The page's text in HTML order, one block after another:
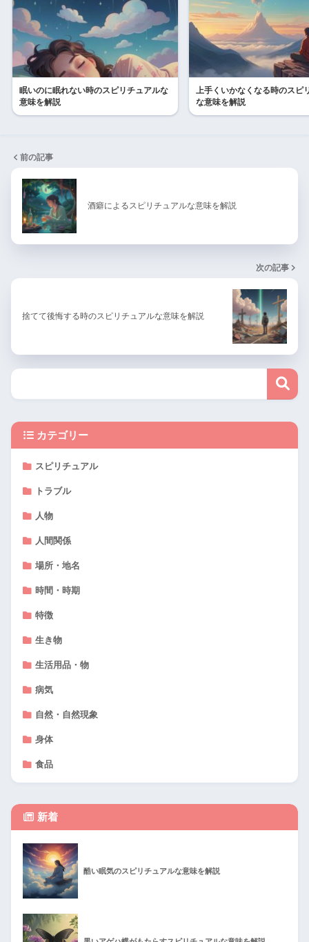
眠いのに眠れない時のスピリチュアルな
意味を解説
上手くいかなくなる時のスピ
な意味を解説
前の記事
酒癖によるスピリチュアルな意味を解説
次の記事
捨てて後悔する時のスピリチュアルな意味を解説
カテゴリー
スピリチュアル
トラブル
人物
人間関係
場所・地名
時間・時期
特徴
生き物
生活用品・物
病気
自然・自然現象
身体
食品
新着
酷い眠気のスピリチュアルな意味を解説